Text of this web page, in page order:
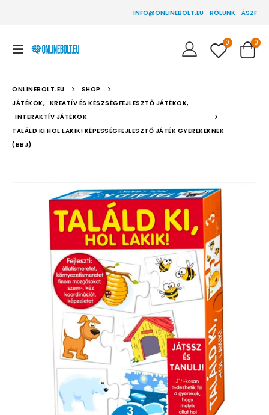
INFO@ONLINEBOLT.EU RÓLUNK ÁSZF
0 0
ONLINEBOLT.EU
SHOP
JÁTÉKOK, KREATÍV ÉS KÉSZSÉGFEJLESZTŐ JÁTÉKOK,
INTERAKTÍV JÁTÉKOK
TALÁLD KI HOL LAKIK! KÉPESSÉGFEJLESZTŐ JÁTÉK GYEREKEKNEK
(BBJ)